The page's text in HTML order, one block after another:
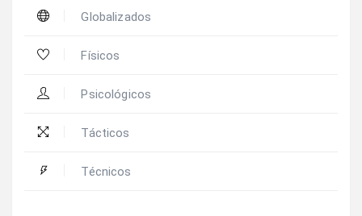
Globalizados
Físicos
Psicológicos
Tácticos
Técnicos